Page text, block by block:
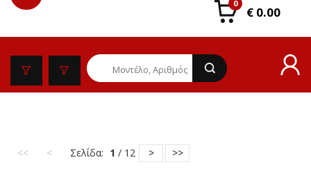
0
€ 0.00
<< < Σελίδα: 1 / 12 > >>